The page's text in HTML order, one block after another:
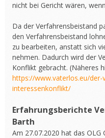
nicht bei Gericht wären,
Da der Verfahrensbeistand
den Verfahrensbeistand
zu bearbeiten, anstatt sich
nehmen. Dadurch wird der
Konflikt gebracht. (Näheres
https://www.vaterlos.eu/der-
interessenkonflikt/
Erfahrungsberichte
Barth
Am 27.07.2020 hat das